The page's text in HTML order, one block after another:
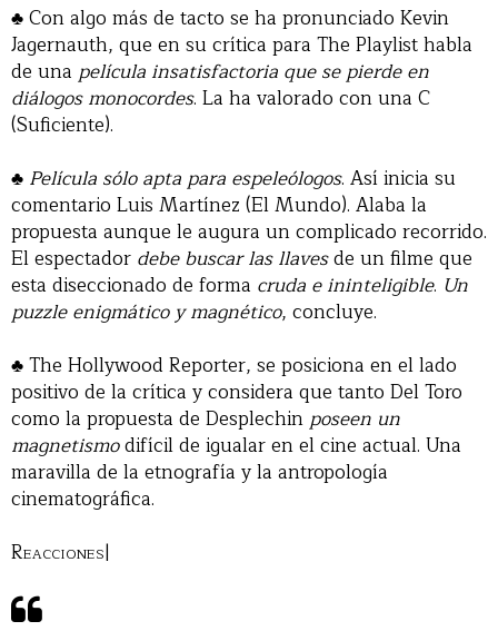
♣ Con algo más de tacto se ha pronunciado Kevin
Jagernauth, que en su crítica para The Playlist habla
de una película insatisfactoria que se pierde en
diálogos monocordes. La ha valorado con una C
(Suficiente).
♣ Película sólo apta para espeleólogos. Así inicia su
comentario Luis Martínez (El Mundo). Alaba la
propuesta aunque le augura un complicado recorrido.
El espectador debe buscar las llavesde un filme que
esta diseccionado de forma cruda e ininteligible. Un
puzzle enigmático y magnético, concluye.
♣ The Hollywood Reporter, se posiciona en el lado
positivo de la crítica y considera que tanto Del Toro
como la propuesta de Desplechin poseen un
magnetismodifícil de igualar en el cine actual. Una
maravilla de la etnografía y la antropología
cinematográfica.
Reacciones|